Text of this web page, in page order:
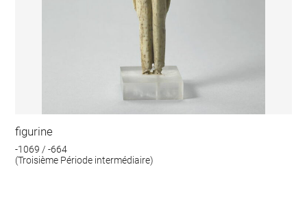
figurine
-1069 / -664
(Troisième Période intermédiaire)